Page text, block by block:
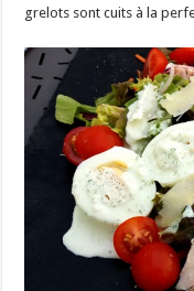
grelots sont cuits à la